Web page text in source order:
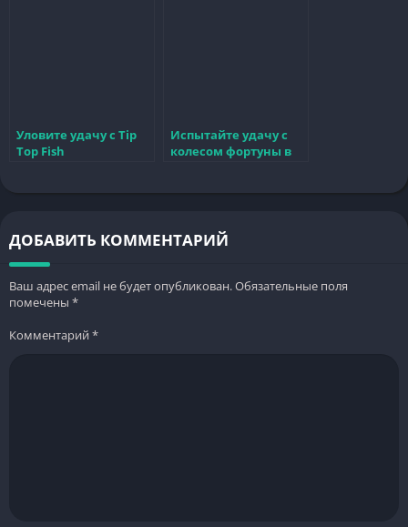
Уловите удачу с Tip
Top Fish
Испытайте удачу с
колесом фортуны в
ДОБАВИТЬ КОММЕНТАРИЙ
Ваш адрес email не будет опубликован.Обязательные поля
помечены *
Комментарий*